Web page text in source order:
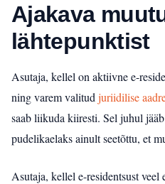
Ajakava
lähtepunktist
Asutaja, kellel on aktiivne e-
ning varem valitud juriidilise
saab liikuda kiiresti. Sel juhul
pudelikaelaks ainult seetõttu, et
Asutaja, kellel e-residentsust